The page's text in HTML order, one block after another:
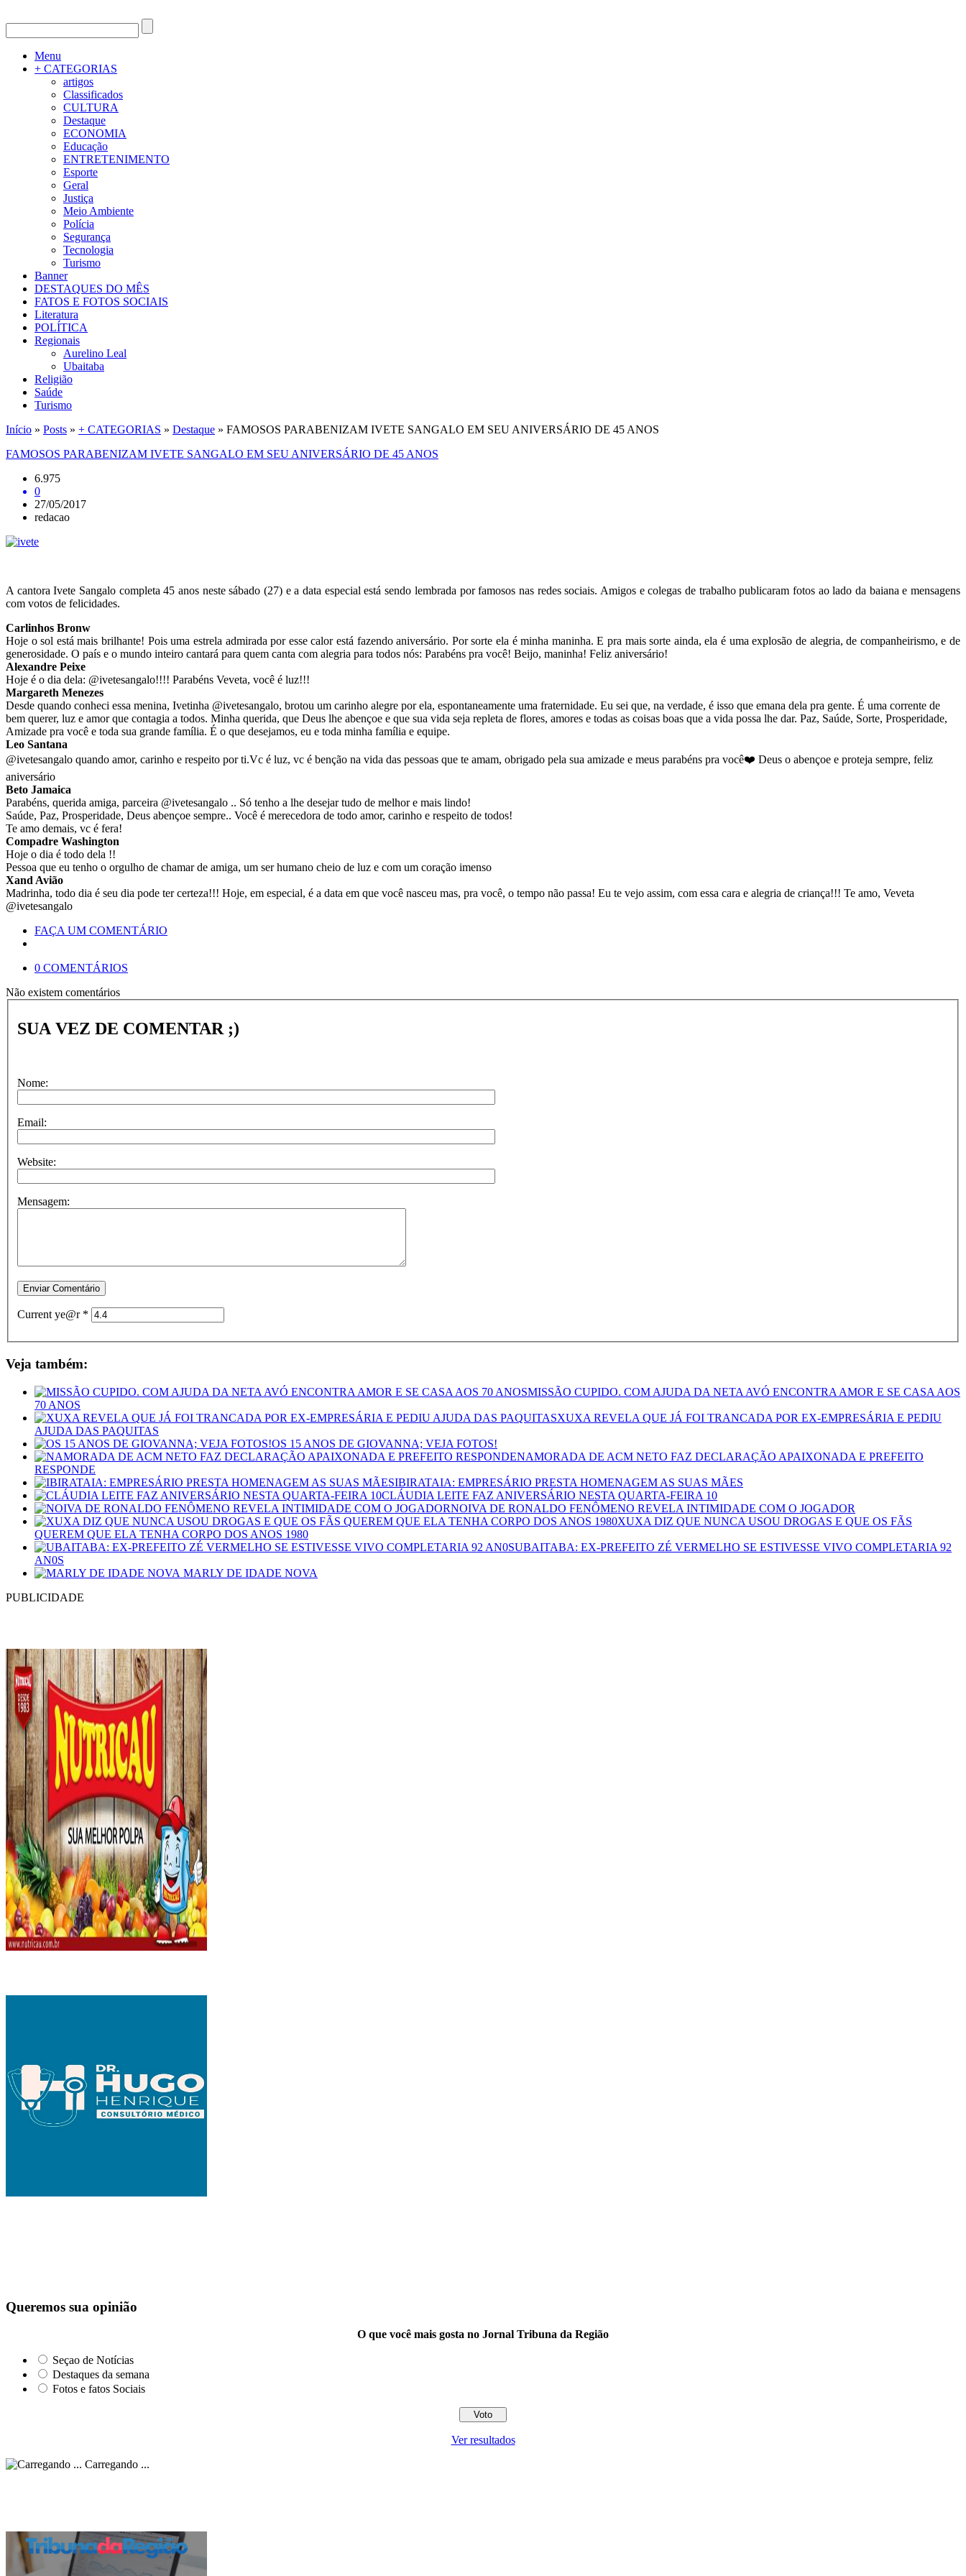
Menu
+ CATEGORIAS
artigos
Classificados
CULTURA
Destaque
ECONOMIA
Educação
ENTRETENIMENTO
Esporte
Geral
Justiça
Meio Ambiente
Polícia
Segurança
Tecnologia
Turismo
Banner
DESTAQUES DO MÊS
FATOS E FOTOS SOCIAIS
Literatura
POLÍTICA
Regionais
Aurelino Leal
Ubaitaba
Religião
Saúde
Turismo
Início » Posts » + CATEGORIAS » Destaque » FAMOSOS PARABENIZAM IVETE SANGALO EM SEU ANIVERSÁRIO DE 45 ANOS
FAMOSOS PARABENIZAM IVETE SANGALO EM SEU ANIVERSÁRIO DE 45 ANOS
6.975
0
27/05/2017
redacao
A cantora Ivete Sangalo completa 45 anos neste sábado (27) e a data especial está sendo lembrada por famosos nas redes sociais. Amigos e colegas de trabalho publicaram fotos ao lado da baiana e mensagens
com votos de felicidades.
Carlinhos Bronw
Hoje o sol está mais brilhante! Pois uma estrela admirada por esse calor está fazendo aniversário. Por sorte ela é minha maninha. E pra mais sorte ainda, ela é uma explosão de alegria, de companheirismo, e de
generosidade. O país e o mundo inteiro cantará para quem canta com alegria para todos nós: Parabéns pra você! Beijo, maninha! Feliz aniversário!
Alexandre Peixe
Hoje é o dia dela: @ivetesangalo!!!! Parabéns Veveta, você é luz!!!
Margareth Menezes
Desde quando conheci essa menina, Ivetinha @ivetesangalo, brotou um carinho alegre por ela, espontaneamente uma fraternidade. Eu sei que, na verdade, é isso que emana dela pra gente. É uma corrente de
bem querer, luz e amor que contagia a todos. Minha querida, que Deus lhe abençoe e que sua vida seja repleta de flores, amores e todas as coisas boas que a vida possa lhe dar. Paz, Saúde, Sorte, Prosperidade,
Amizade pra você e toda sua grande família. É o que desejamos, eu e toda minha família e equipe.
Leo Santana
@ivetesangalo quando amor, carinho e respeito por ti.Vc é luz, vc é benção na vida das pessoas que te amam, obrigado pela sua amizade e meus parabéns pra você❤️ Deus o abençoe e proteja sempre, feliz
aniversário
Beto Jamaica
Parabéns, querida amiga, parceira @ivetesangalo .. Só tenho a lhe desejar tudo de melhor e mais lindo!
Saúde, Paz, Prosperidade, Deus abençoe sempre.. Você é merecedora de todo amor, carinho e respeito de todos!
Te amo demais, vc é fera!
Compadre Washington
Hoje o dia é todo dela !!
Pessoa que eu tenho o orgulho de chamar de amiga, um ser humano cheio de luz e com um coração imenso
Xand Avião
Madrinha, todo dia é seu dia pode ter certeza!!! Hoje, em especial, é a data em que você nasceu mas, pra você, o tempo não passa! Eu te vejo assim, com essa cara e alegria de criança!!! Te amo, Veveta
@ivetesangalo
FAÇA UM COMENTÁRIO
0 COMENTÁRIOS
Não existem comentários
SUA VEZ DE COMENTAR ;)
Nome:
Email:
Website:
Mensagem:
Current ye@r *
Veja também:
MISSÃO CUPIDO. COM AJUDA DA NETA AVÓ ENCONTRA AMOR E SE CASA AOS
70 ANOS
XUXA REVELA QUE JÁ FOI TRANCADA POR EX-EMPRESÁRIA E PEDIU
AJUDA DAS PAQUITAS
OS 15 ANOS DE GIOVANNA; VEJA FOTOS!
NAMORADA DE ACM NETO FAZ DECLARAÇÃO APAIXONADA E PREFEITO
RESPONDE
IBIRATAIA: EMPRESÁRIO PRESTA HOMENAGEM AS SUAS MÃES
CLÁUDIA LEITE FAZ ANIVERSÁRIO NESTA QUARTA-FEIRA 10
NOIVA DE RONALDO FENÔMENO REVELA INTIMIDADE COM O JOGADOR
XUXA DIZ QUE NUNCA USOU DROGAS E QUE OS FÃS
QUEREM QUE ELA TENHA CORPO DOS ANOS 1980
UBAITABA: EX-PREFEITO ZÉ VERMELHO SE ESTIVESSE VIVO COMPLETARIA 92
AN0S
MARLY DE IDADE NOVA
PUBLICIDADE
Queremos sua opinião
O que você mais gosta no Jornal Tribuna da Região
Seçao de Notícias
Destaques da semana
Fotos e fatos Sociais
Ver resultados
Carregando ...